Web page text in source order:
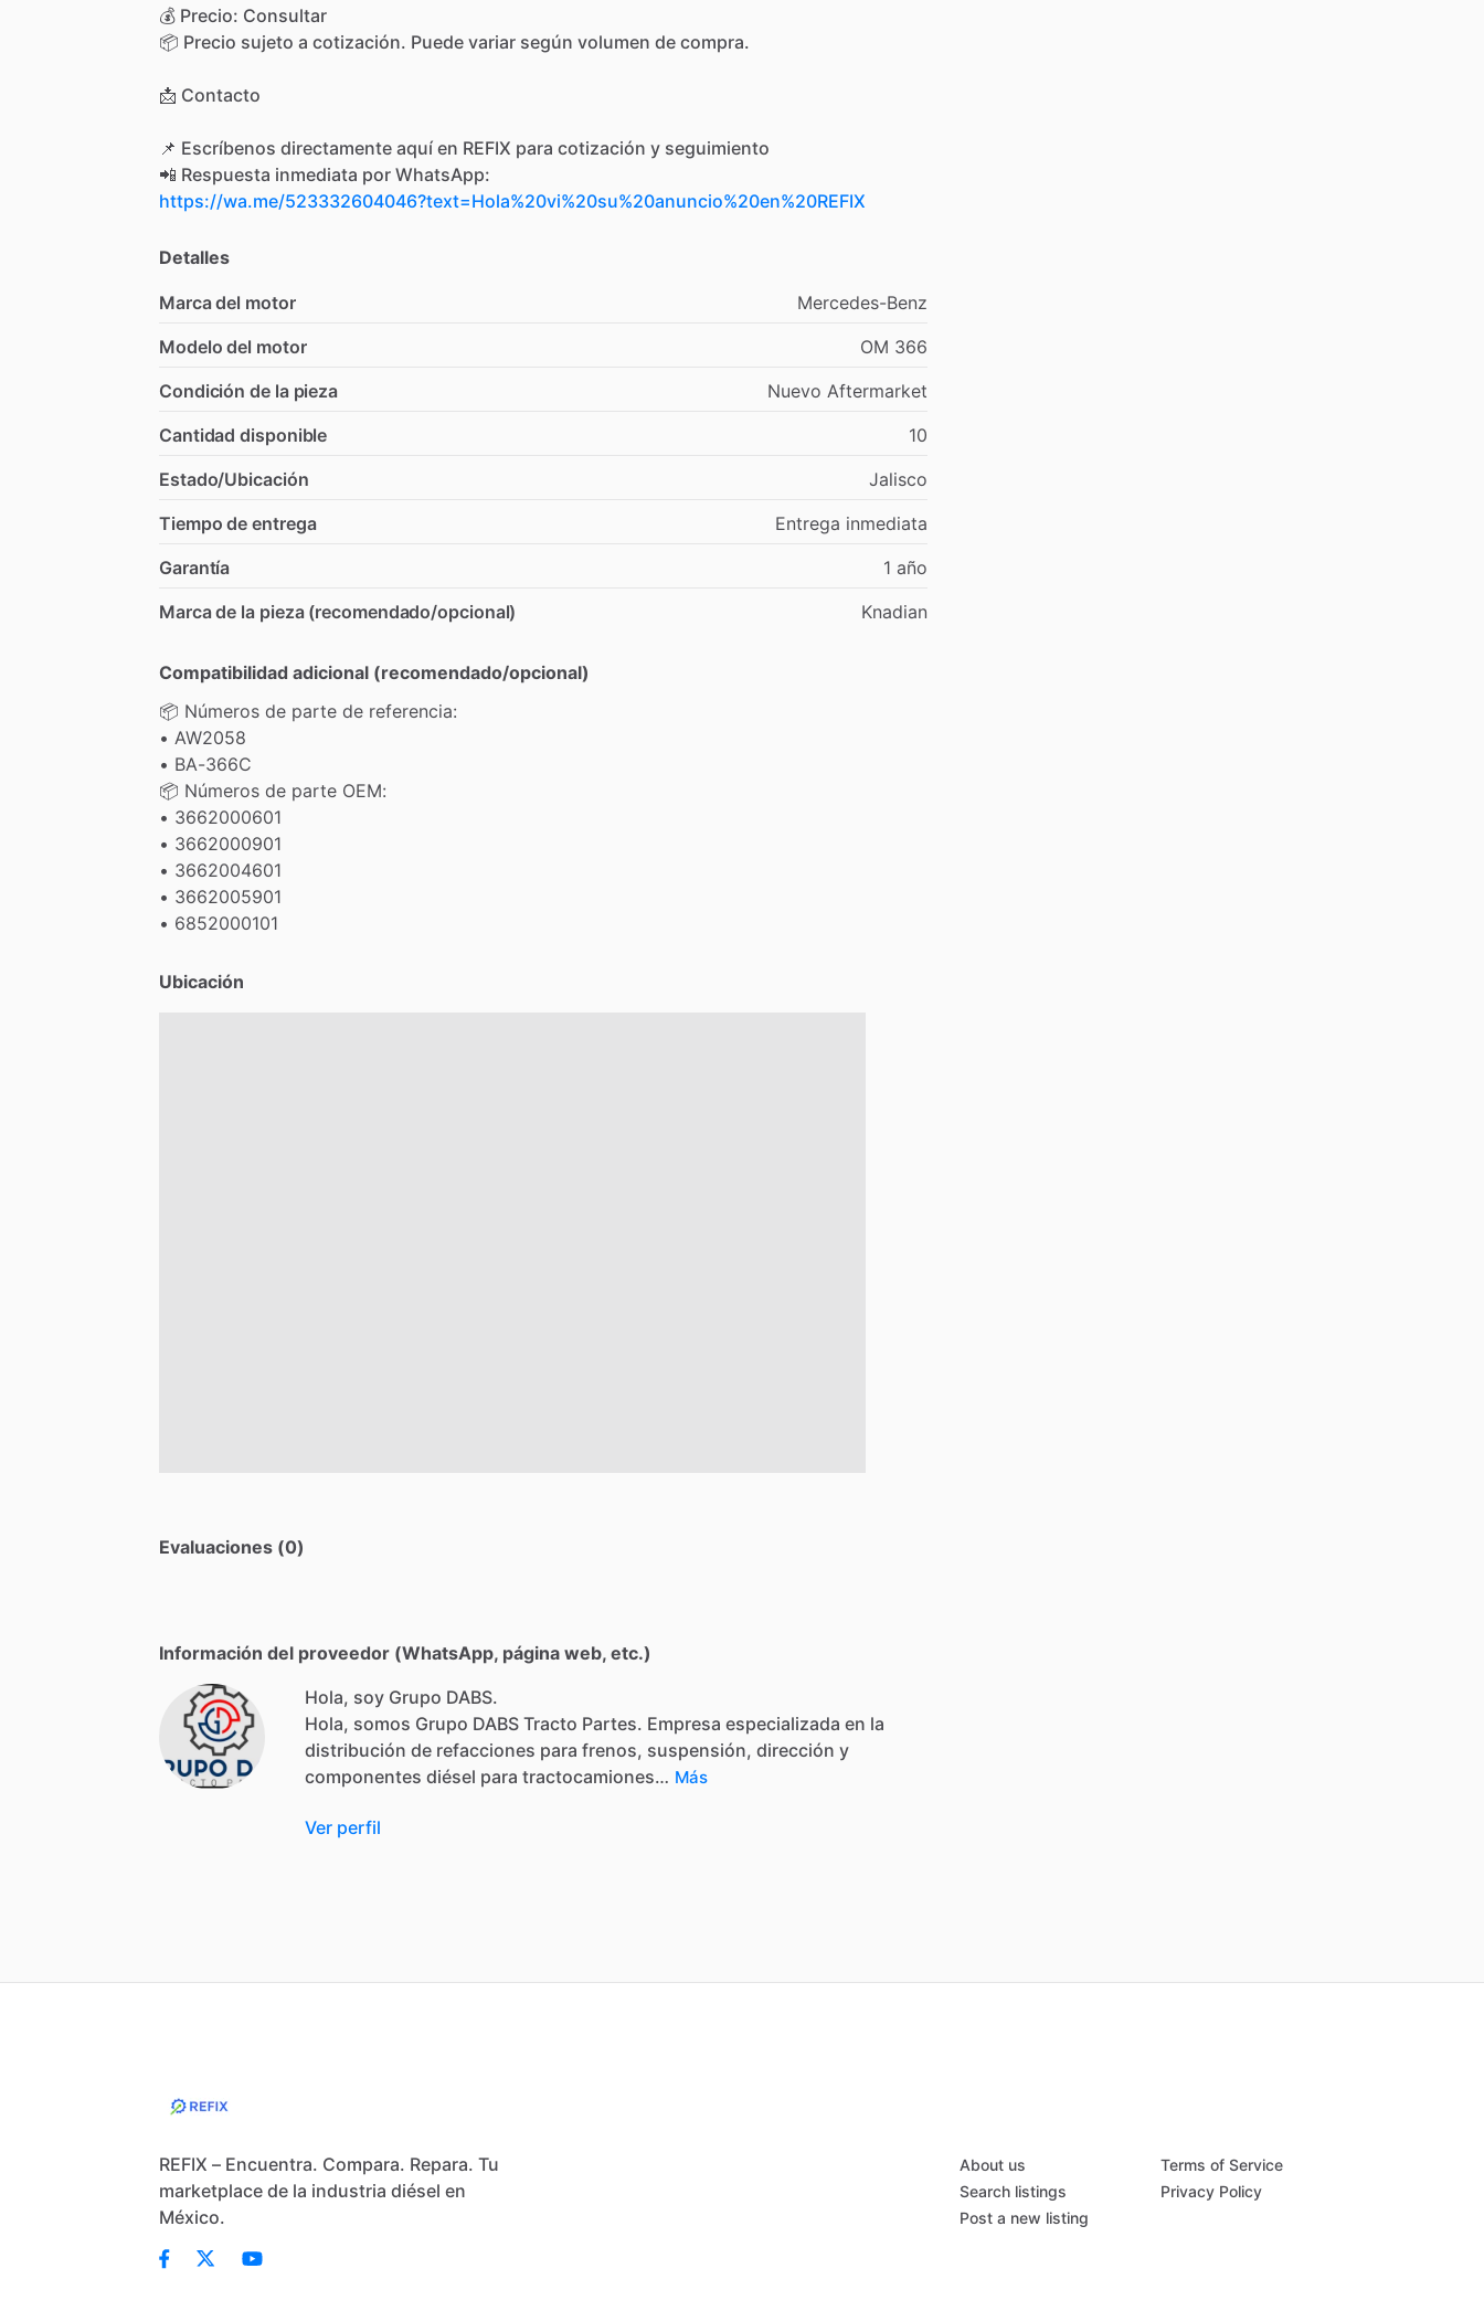
💰 Precio: Consultar
📦 Precio sujeto a cotización. Puede variar según volumen de compra.
📩 Contacto
📌 Escríbenos directamente aquí en REFIX para cotización y seguimiento
📲 Respuesta inmediata por WhatsApp:
https://wa.me/523332604046?text=Hola%20vi%20su%20anuncio%20en%20REFIX
Detalles
Marca del motor
Mercedes-Benz
Modelo del motor
OM 366
Condición de la pieza
Nuevo Aftermarket
Cantidad disponible
10
Estado/Ubicación
Jalisco
Tiempo de entrega
Entrega inmediata
Garantía
1 año
Marca de la pieza (recomendado/opcional)
Knadian
Compatibilidad adicional (recomendado/opcional)
📦 Números de parte de referencia:
• AW2058
• BA-366C
📦 Números de parte OEM:
• 3662000601
• 3662000901
• 3662004601
• 3662005901
• 6852000101
Ubicación
Evaluaciones (0)
Información del proveedor (WhatsApp, página web, etc.)
Hola, soy Grupo DABS.
Hola, somos Grupo DABS Tracto Partes. Empresa especializada en la
distribución de refacciones para frenos, suspensión, dirección y
componentes diésel para tractocamiones… Más
Ver perfil
REFIX – Encuentra. Compara. Repara. Tu
marketplace de la industria diésel en
México.
About us
Search listings
Post a new listing
Terms of Service
Privacy Policy